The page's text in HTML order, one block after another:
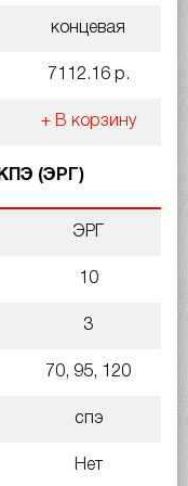
концевая
7112.16 р.
+ В корзину
(ЭРГ)
ЭРГ
10
3
70, 95, 120
спэ
Нет